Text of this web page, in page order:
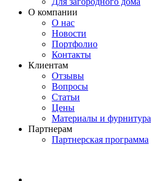
О компании
О нас
Новости
Портфолио
Контакты
Клиентам
Отзывы
Вопросы
Статьи
Цены
Материалы и фурнитура
Партнерам
Партнерская программа